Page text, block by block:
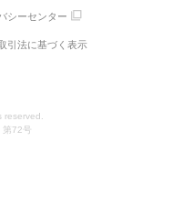
シーセンター
引法に基づく表示
reserved.
第72号